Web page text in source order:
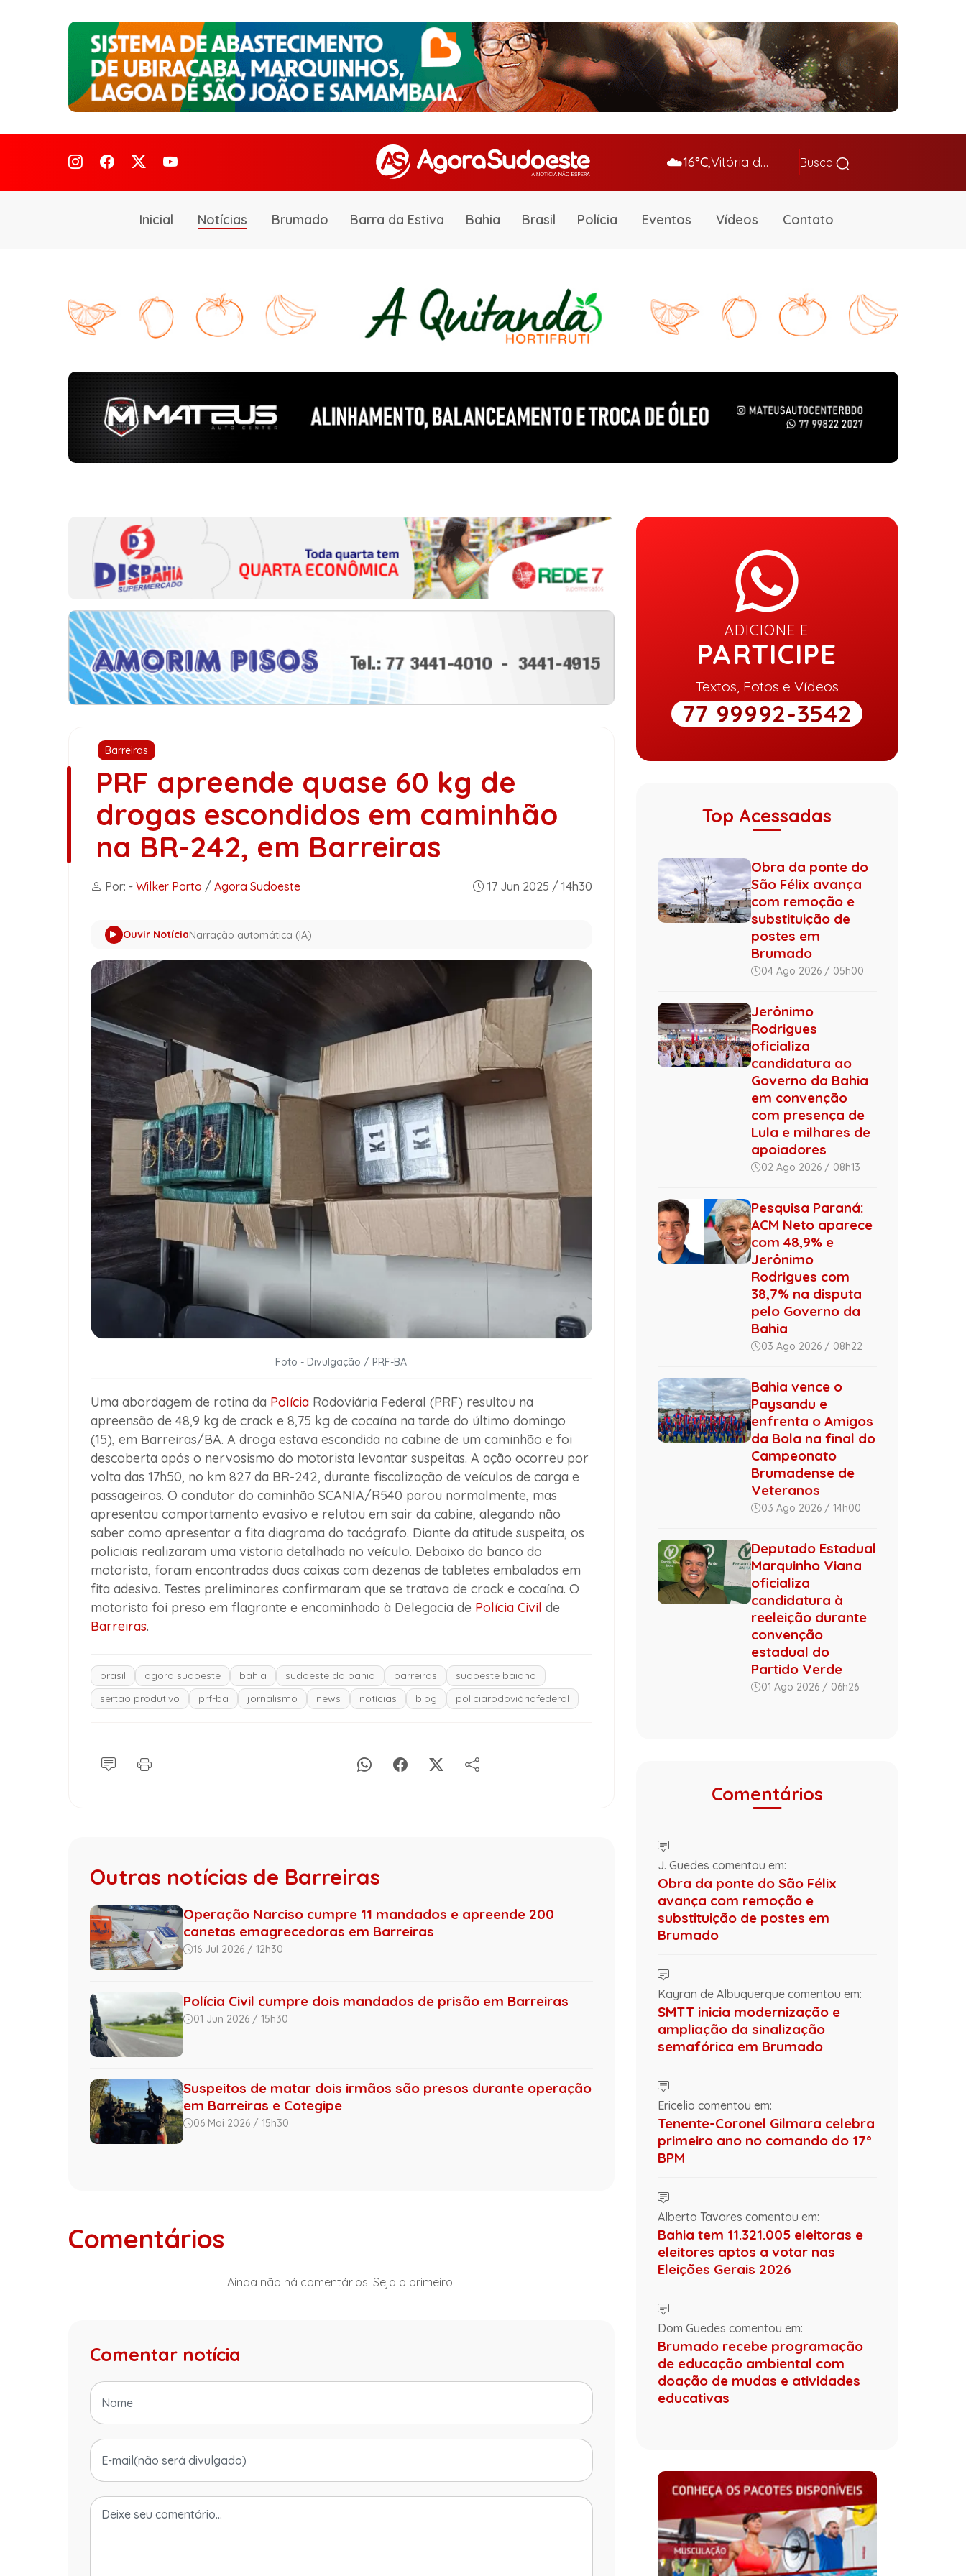
☁️16°C, Vitória da Conq… Busca
Inicial Notícias Brumado Barra da Estiva Bahia Brasil Polícia Eventos Vídeos Contato
Barreiras
PRF apreende quase 60 kg de
drogas escondidos em caminhão
na BR-242, em Barreiras
Por: - Wilker Porto / Agora Sudoeste 17 Jun 2025 / 14h30
Ouvir NotíciaNarração automática (IA)
Foto - Divulgação / PRF-BA
Uma abordagem de rotina da PolíciaRodoviária Federal (PRF) resultou na
apreensão de 48,9 kg de crack e 8,75 kg de cocaína na tarde do último domingo
(15), em Barreiras/BA. A droga estava escondida na cabine de um caminhão e foi
descoberta após o nervosismo do motorista levantar suspeitas. A ação ocorreu por
volta das 17h50, no km 827 da BR-242, durante fiscalização de veículos de carga e
passageiros. O condutor do caminhão SCANIA/R540 parou normalmente, mas
apresentou comportamento evasivo e relutou em sair da cabine, alegando não
saber como apresentar a fita diagrama do tacógrafo. Diante da atitude suspeita, os
policiais realizaram uma vistoria detalhada no veículo. Debaixo do banco do
motorista, foram encontradas duas caixas com dezenas de tabletes embalados em
fita adesiva. Testes preliminares confirmaram que se tratava de crack e cocaína. O
motorista foi preso em flagrante e encaminhado à Delegacia de Polícia Civil de
Barreiras.
brasil agora sudoeste bahia sudoeste da bahia barreiras
sudoeste baiano
sertão produtivo
prf-ba jornalismo news notícias blog políciarodoviáriafederal
Outras notícias de Barreiras
Operação Narciso cumpre 11 mandados e apreende 200
canetas emagrecedoras em Barreiras
16 Jul 2026 / 12h30
Polícia Civil cumpre dois mandados de prisão em Barreiras
01 Jun 2026 / 15h30
Suspeitos de matar dois irmãos são presos durante operação
em Barreiras e Cotegipe
06 Mai 2026 / 15h30
Comentários
Ainda não há comentários. Seja o primeiro!
Comentar notícia
ADICIONE E
PARTICIPE
Textos, Fotos e Vídeos
77 99992-3542
Top Acessadas
Obra da ponte do
São Félix avança
com remoção e
substituição de
postes em
Brumado
04 Ago 2026 / 05h00
Jerônimo
Rodrigues
oficializa
candidatura ao
Governo da Bahia
em convenção
com presença de
Lula e milhares de
apoiadores
02 Ago 2026 / 08h13
Pesquisa Paraná:
ACM Neto aparece
com 48,9% e
Jerônimo
Rodrigues com
38,7% na disputa
pelo Governo da
Bahia
03 Ago 2026 / 08h22
Bahia vence o
Paysandu e
enfrenta o Amigos
da Bola na final do
Campeonato
Brumadense de
Veteranos
03 Ago 2026 / 14h00
Deputado Estadual
Marquinho Viana
oficializa
candidatura à
reeleição durante
convenção
estadual do
Partido Verde
01 Ago 2026 / 06h26
Comentários
J. Guedes comentou em:
Obra da ponte do São Félix
avança com remoção e
substituição de postes em
Brumado
Kayran de Albuquerque comentou em:
SMTT inicia modernização e
ampliação da sinalização
semafórica em Brumado
Ericelio comentou em:
Tenente-Coronel Gilmara celebra
primeiro ano no comando do 17º
BPM
Alberto Tavares comentou em:
Bahia tem 11.321.005 eleitoras e
eleitores aptos a votar nas
Eleições Gerais 2026
Dom Guedes comentou em:
Brumado recebe programação
de educação ambiental com
doação de mudas e atividades
educativas